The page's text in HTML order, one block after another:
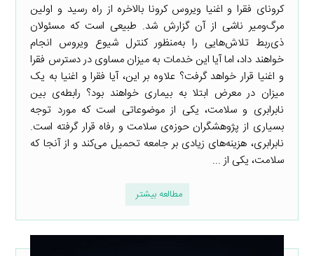
کرونای فقرا و اغنیا ویروس کرونا بالاخره از راه رسید و اولین
مرگ‌ومیر ناشی از آن گزارش شد. طبیعی است که مسئولان
ذی‌ربط تلاش‌هایی را به‌منظور کنترل شیوع ویروس انجام
خواهند داد، اما آیا این خدمات به میزان مساوی در دسترس فقرا
و اغنیا قرار خواهد گرفت؟ علاوه بر این، آیا فقرا و اغنیا به یک
میزان در معرض ابتلا به بیماری خواهند بود؟ رابطه‌ی بین
نابرابری و سلامت، یکی از موضوعاتی است که مورد توجه
بسیاری از پژوهشگران حوزه‌ی سلامت و رفاه قرار گرفته است.
نابرابری، هزینه‌های زیادی بر جامعه تحمیل می‌کند و از آنجا که
سلامت، یکی از ...
مطالعه بیشتر